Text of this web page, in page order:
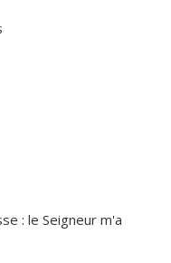
: le Seigneur m'a